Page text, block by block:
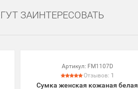
ЗАИНТЕРЕСОВАТЬ
Артикул: FM1107D
Отзывов: 1
Сумка женская кожаная белая